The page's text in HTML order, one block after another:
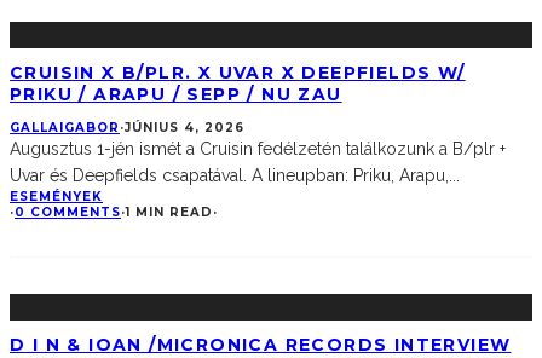
CRUISIN X B/PLR. X UVAR X DEEPFIELDS W/
PRIKU / ARAPU / SEPP / NU ZAU
GALLAIGABOR ·JÚNIUS 4, 2026
Augusztus 1-jén ismét a Cruisin fedélzetén találkozunk a B/plr +
Uvar és Deepfields csapatával. A lineupban: Priku, Arapu,
ESEMÉNYEK
·0 COMMENTS·1 MIN READ ·
D I N & IOAN /MICRONICA RECORDS INTERVIEW